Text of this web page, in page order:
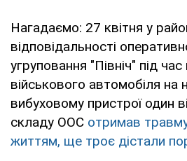
Нагадаємо: 27 квітня у
відповідальності
угруповання "Північ" під час
військового автомобіля на
вибуховому пристрої один
складу ООС отримав
життям, ще троє дістали